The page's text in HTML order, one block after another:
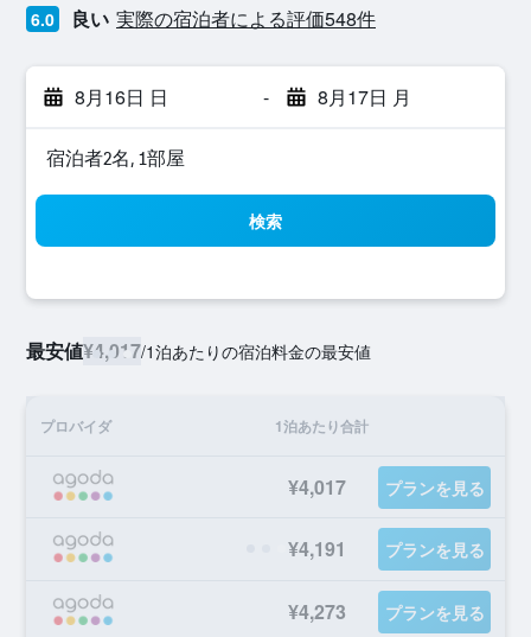
6.0 良い 実際の宿泊者による評価548​件
8月16日 日 - 8月17日 月
宿泊者2名, 1​部屋
検索
最安値¥4,017/1泊あたりの宿泊料金の最安値
プロバイダ 1泊あたり合計
¥4,017 プランを見る
¥4,191 プランを見る
¥4,273 プランを見る